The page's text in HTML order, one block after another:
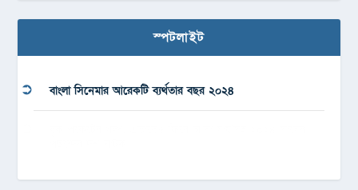
স্পটলাইট
বাংলা সিনেমার আরেকটি ব্যর্থতার বছর ২০২৪